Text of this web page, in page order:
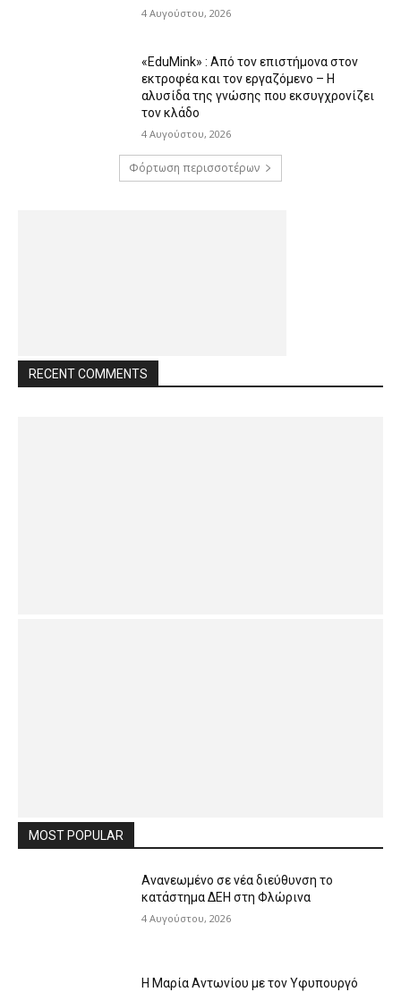
4 Αυγούστου, 2026
«EduMink» : Από τον επιστήμονα στον
εκτροφέα και τον εργαζόμενο – Η
αλυσίδα της γνώσης που εκσυγχρονίζει
τον κλάδο
4 Αυγούστου, 2026
Φόρτωση περισσοτέρων
RECENT COMMENTS
MOST POPULAR
Ανανεωμένο σε νέα διεύθυνση το
κατάστημα ΔΕΗ στη Φλώρινα
4 Αυγούστου, 2026
Η Μαρία Αντωνίου με τον Υφυπουργό